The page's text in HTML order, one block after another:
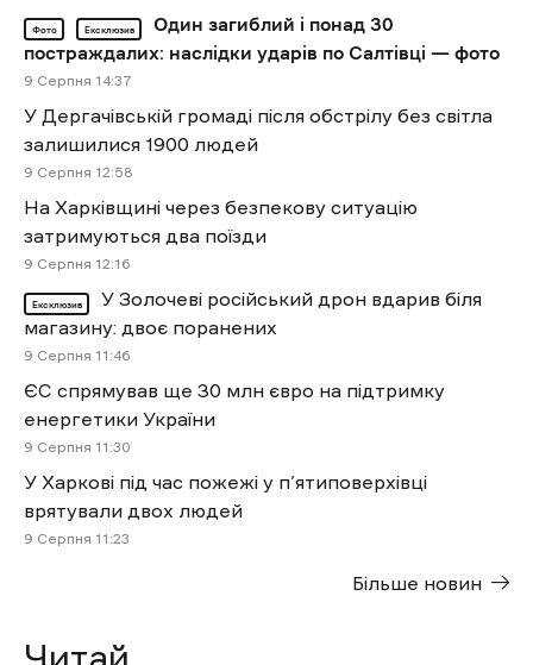
Фото Ексклюзив
Один загиблий і понад 30
постраждалих: наслідки ударів по Салтівці — фото
9 Cерпня 14:37
У Дергачівській громаді після обстрілу без світла
залишилися 1900 людей
9 Cерпня 12:58
На Харківщині через безпекову ситуацію
затримуються два поїзди
9 Cерпня 12:16
Ексклюзив
У Золочеві російський дрон вдарив біля
магазину: двоє поранених
9 Cерпня 11:46
ЄС спрямував ще 30 млн євро на підтримку
енергетики України
9 Cерпня 11:30
У Харкові під час пожежі у п’ятиповерхівці
врятували двох людей
9 Cерпня 11:23
Більше новин